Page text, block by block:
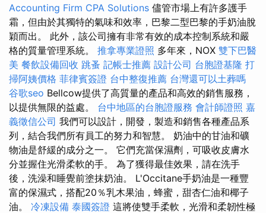
Accounting Firm CPA Solutions 儘管市場上有許多護手
霜，但由於其獨特的氣味和效率，巴黎二型巴黎的手奶油脫
穎而出。 此外，該公司擁有非常有效的成本控制系統和嚴
格的質量管理系統。 推拿專業證照 多年來，NOX 雙下巴醫
美 餐飲設備回收 跳蚤 記帳士推薦 設計公司 台胞證基隆 打
掃阿姨價格 菲律賓簽證 台中整復推薦 台灣還可以土葬嗎
谷歌seo Bellcow提供了高質量的產品和高效的銷售服務，
以提供無限的益處。 台中地區的台胞證服務 會計師證照 嘉
義徵信公司 我們可以設計，開發，製造和銷售各種產品系
列，結合我們所有員工的努力和智慧。 奶油中的甘油和礦
物油是舒緩的成分之一。 它們充當保濕劑，可吸收皮膚水
分並握住光滑柔軟的手。 為了獲得最佳效果，請在洗手
後，洗澡和睡覺前塗抹奶油。 L'Occitane手奶油是一種豐
富的保濕式，搭配20％乳木果油，蜂蜜，甜杏仁油和椰子
油。 冷凍設備 泰國簽證 這將使雙手柔軟，光滑和柔韌性極